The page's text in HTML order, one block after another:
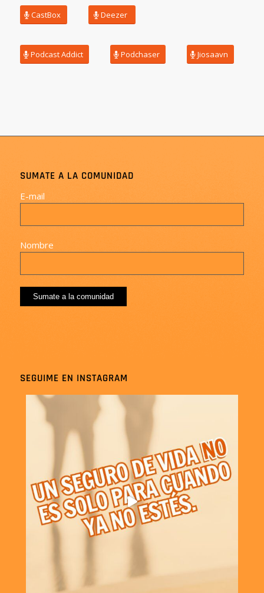
CastBox Deezer
Podcast Addict Podchaser Jiosaavn
SUMATE A LA COMUNIDAD
E-mail
Nombre
SEGUIME EN INSTAGRAM